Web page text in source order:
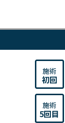
施術
初回
施術
5回目